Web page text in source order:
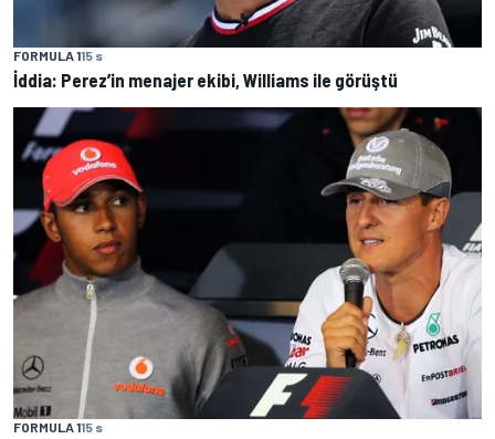
FORMULA 115 s
İddia: Perez’in menajer ekibi, Williams ile görüştü
FORMULA 115 s